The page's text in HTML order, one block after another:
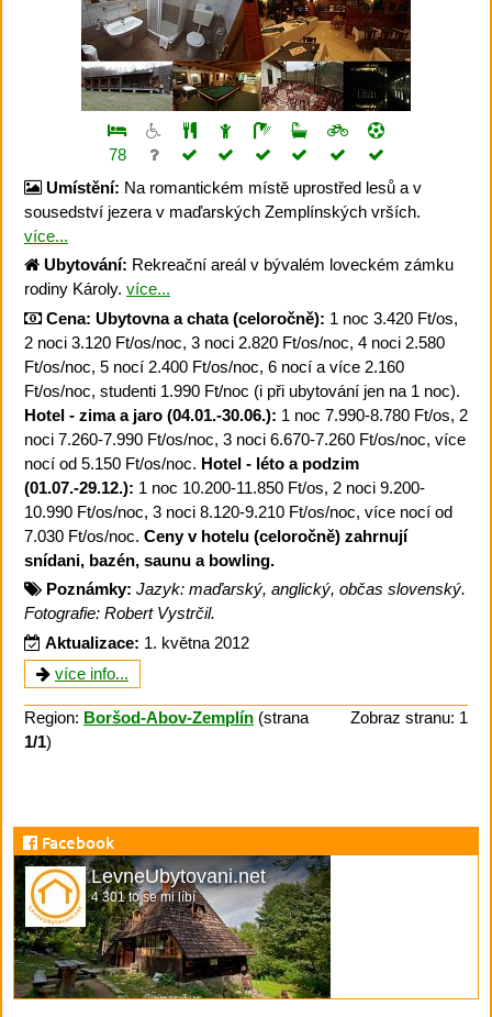
78
Umístění: Na romantickém místě uprostřed lesů a v
sousedství jezera v maďarských Zemplínských vrších.
více...
Ubytování: Rekreační areál v bývalém loveckém zámku
rodiny Károly. více...
Cena: Ubytovna a chata (celoročně): 1 noc 3.420 Ft/os,
2 noci 3.120 Ft/os/noc, 3 noci 2.820 Ft/os/noc, 4 noci 2.580
Ft/os/noc, 5 nocí 2.400 Ft/os/noc, 6 nocí a více 2.160
Ft/os/noc, studenti 1.990 Ft/noc (i při ubytování jen na 1 noc).
Hotel - zima a jaro (04.01.-30.06.): 1 noc 7.990-8.780 Ft/os, 2
noci 7.260-7.990 Ft/os/noc, 3 noci 6.670-7.260 Ft/os/noc, více
nocí od 5.150 Ft/os/noc. Hotel - léto a podzim
(01.07.-29.12.): 1 noc 10.200-11.850 Ft/os, 2 noci 9.200-
10.990 Ft/os/noc, 3 noci 8.120-9.210 Ft/os/noc, více nocí od
7.030 Ft/os/noc. Ceny v hotelu (celoročně) zahrnují
snídani, bazén, saunu a bowling.
Poznámky: Jazyk: maďarský, anglický, občas slovenský.
Fotografie: Robert Vystrčil.
Aktualizace: 1. května 2012
více info...
Region: Boršod-Abov-Zemplín (strana
1/1)
Zobraz stranu: 1
Facebook
LevneUbytovani.net
4 301 to se mi líbí